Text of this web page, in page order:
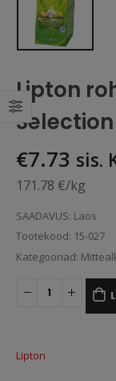
Lipton
€7.73 sis.
171.78 €/kg
SAADAVUS: Laos
Tootekood: 15-027
Kategooriad:
Lipton